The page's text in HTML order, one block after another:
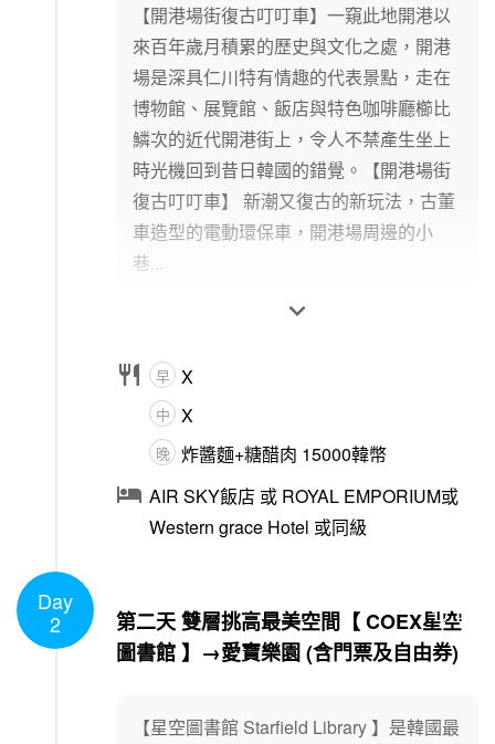
【開港場街復古叮叮車】一窺此地開港以
來百年歲月積累的歷史與文化之處，開港
場是深具仁川特有情趣的代表景點，走在
博物館、展覽館、飯店與特色咖啡廳櫛比
鱗次的近代開港街上，令人不禁產生坐上
時光機回到昔日韓國的錯覺。【開港場街
復古叮叮車】 新潮又復古的新玩法，古董
車造型的電動環保車，開港場周邊的小
巷...

 早 X
中 X
晚 炸醬麵+糖醋肉 15000韓幣
 AIR SKY飯店 或 ROYAL EMPORIUM或
Western grace Hotel 或同級
Day
2
第二天 雙層挑高最美空間【 COEX星空
圖書館 】→愛寶樂園 (含門票及自由券)
【星空圖書館 Starfield Library 】是韓國最
1/1